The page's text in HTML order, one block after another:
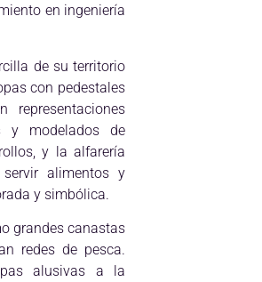
en ingeniería
de su territorio
con pedestales
representaciones
y modelados de
y la alfarería
alimentos y
y simbólica.
grandes canastas
redes de pesca.
alusivas a la